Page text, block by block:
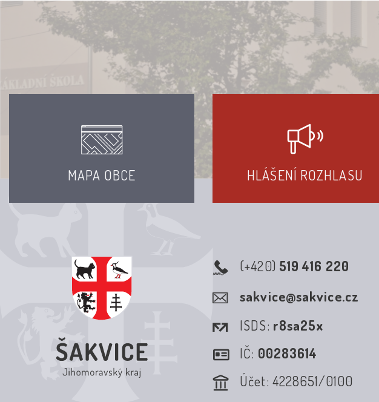
MAPA OBCE HLÁŠENÍ ROZHLASU
(+420) 519 416 220
sakvice@sakvice.cz
ISDS: r8sa25x
IČ: 00283614
Účet: 4228651/0100